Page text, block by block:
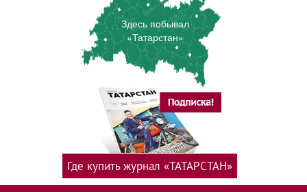
Здесь побывал
«Татарстан»
Где купить журнал «ТАТАРСТАН»